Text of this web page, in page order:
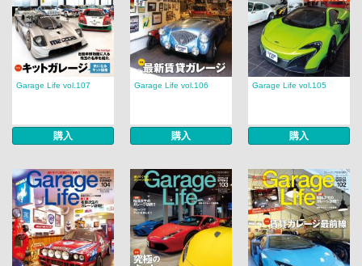
Garage Life vol.107
購入
Garage Life vol.106
購入
Garage Life vol.105
購入